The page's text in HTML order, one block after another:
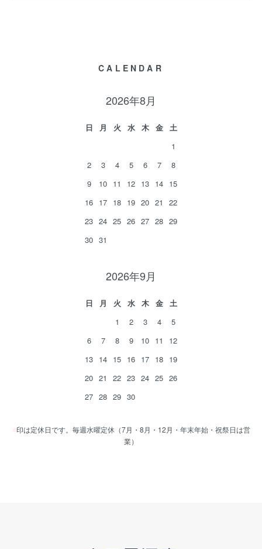
CALENDAR
2026年8月
日 月 火 水 木 金
土
1
2
3 4 5 6 7
8
9
10 11 12 13 14 15
16 17 18 19 20 21
22
23 24 25 26 27 28 29
30 31
2026年9月
日 月 火 水 木 金
土
1
2 3 4
5
6
7 8 9 10 11
12
13 14 15 16 17 18 19
20 21 22 23 24 25 26
27 28 29 30
印は定休日です。毎週水曜定休（7月・8月・12月・年末年始・祝祭日は営
業）